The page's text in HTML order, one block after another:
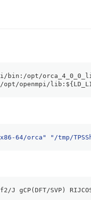
bin:/opt/
opt/openmpi/lib:
64/orca" "/tmp/
J gCP(DFT/SVP)